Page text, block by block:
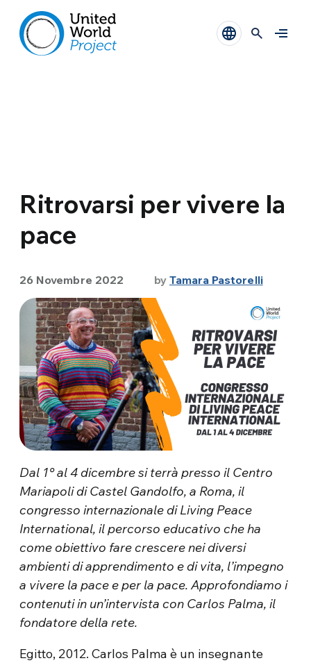
Ritrovarsi per vivere la
pace
26 Novembre 2022 by Tamara Pastorelli
Dal 1° al 4 dicembre si terrà presso il Centro
Mariapoli di Castel Gandolfo, a Roma, il
congresso internazionale di Living Peace
International, il percorso educativo che ha
come obiettivo fare crescere nei diversi
ambienti di apprendimento e di vita, l’impegno
a vivere la pace e per la pace. Approfondiamo i
contenuti in un’intervista con Carlos Palma, il
fondatore della rete.
Egitto, 2012. Carlos Palma è un insegnante